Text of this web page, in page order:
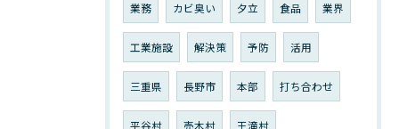
業務 カビ臭い 夕立 食品 業界
工業施設 解決策 予防 活用
三重県 長野市 本部 打ち合わせ
平谷村 売木村 王滝村